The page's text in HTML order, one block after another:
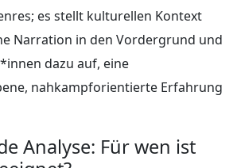
es stellt kulturellen Kontext
Narration in den Vordergrund und
dazu auf, eine
nahkampforientierte Erfahrung
Analyse: Für wen ist